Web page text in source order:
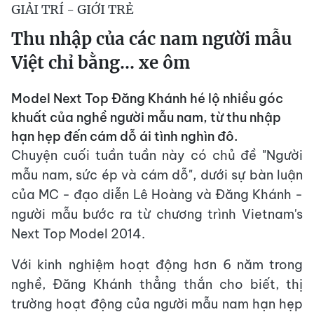
GIẢI TRÍ - GIỚI TRẺ
Thu nhập của các nam người mẫu
Việt chỉ bằng... xe ôm
Model Next Top Đăng Khánh hé lộ nhiều góc
khuất của nghề người mẫu nam, từ thu nhập
hạn hẹp đến cám dỗ ái tình nghìn đô.
Chuyện cuối tuần tuần này có chủ đề "Người
mẫu nam, sức ép và cám dỗ", dưới sự bàn luận
của MC - đạo diễn Lê Hoàng và Đăng Khánh -
người mẫu bước ra từ chương trình Vietnam's
Next Top Model 2014.
Với kinh nghiệm hoạt động hơn 6 năm trong
nghề, Đăng Khánh thẳng thắn cho biết, thị
trường hoạt động của người mẫu nam hạn hẹp